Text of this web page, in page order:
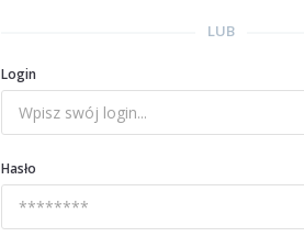
LUB
Login
Hasło